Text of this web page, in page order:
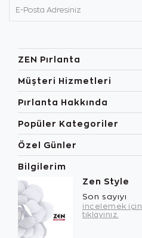
ZEN Pırlanta
Müşteri Hizmetleri
Pırlanta Hakkında
Popüler Kategoriler
Özel Günler
Bilgilerim
Zen Style
Son sayıyı
incelemek için
tıklayınız.